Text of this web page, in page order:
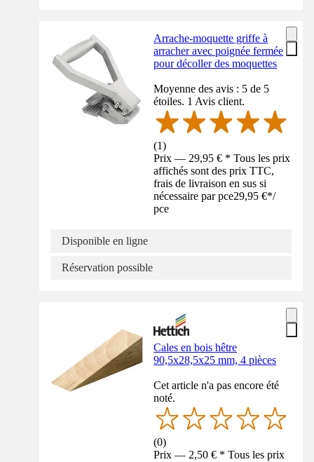
Arrache-moquette griffe à
arracher avec poignée fermée
pour décoller des moquettes
Moyenne des avis : 5 de 5
étoiles. 1 Avis client.
(1)
Prix — 29,95 € * Tous les prix
affichés sont des prix TTC,
frais de livraison en sus si
nécessaire par pce29,95 €*/
pce
Disponible en ligne
Réservation possible
Cales en bois hêtre
90,5x28,5x25 mm, 4 pièces
Cet article n'a pas encore été
noté.
(0)
Prix — 2,50 € * Tous les prix